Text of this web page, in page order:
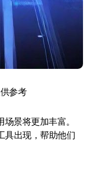
参考
景将更加丰富。
具出现，帮助他们